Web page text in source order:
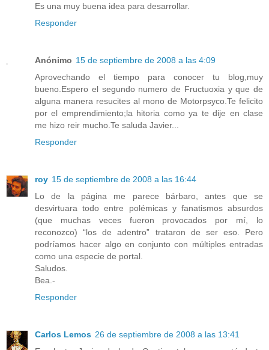
Es una muy buena idea para desarrollar.
Responder
Anónimo 15 de septiembre de 2008 a las 4:09
Aprovechando el tiempo para conocer tu blog,muy
bueno.Espero el segundo numero de Fructuoxia y que de
alguna manera resucites al mono de Motorpsyco.Te felicito
por el emprendimiento;la hitoria como ya te dije en clase
me hizo reir mucho.Te saluda Javier...
Responder
roy 15 de septiembre de 2008 a las 16:44
Lo de la página me parece bárbaro, antes que se
desvirtuara todo entre polémicas y fanatismos absurdos
(que muchas veces fueron provocados por mí, lo
reconozco) “los de adentro” trataron de ser eso. Pero
podríamos hacer algo en conjunto con múltiples entradas
como una especie de portal.
Saludos.
Bea.-
Responder
Carlos Lemos 26 de septiembre de 2008 a las 13:41